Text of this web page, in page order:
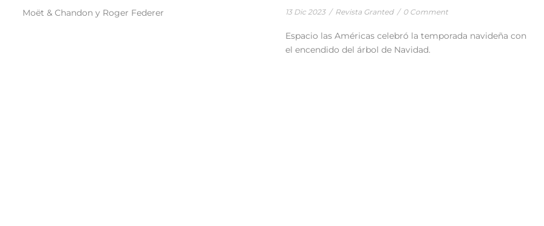
Moët & Chandon y Roger Federer 13 Dic 2023 / Revista Granted / 0 Comment
Espacio las Américas celebró la temporada navideña con
el encendido del árbol de Navidad.